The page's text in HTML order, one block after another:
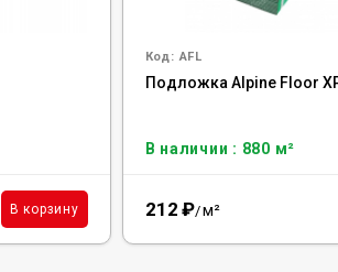
В корзину
Код: AFL
Подложка Alpine Floor
В наличии : 880 м²
212 ₽/м²